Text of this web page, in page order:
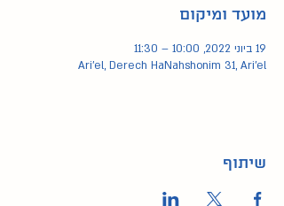
מועד ומיקום
19 ביוני 2022, 10:00 – 11:30
Ari'el, Derech HaNahshonim 31, Ari'el
שיתוף